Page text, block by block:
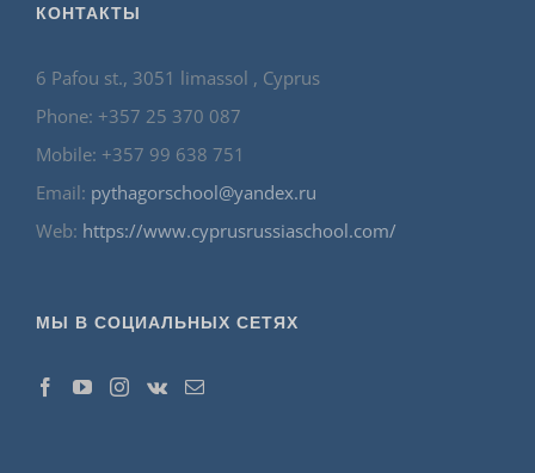
КОНТАКТЫ
6 Pafou st., 3051 limassol , Cyprus
Phone: +357 25 370 087
Mobile: +357 99 638 751
Email: pythagorschool@yandex.ru
Web: https://www.cyprusrussiaschool.com/
МЫ В СОЦИАЛЬНЫХ СЕТЯХ